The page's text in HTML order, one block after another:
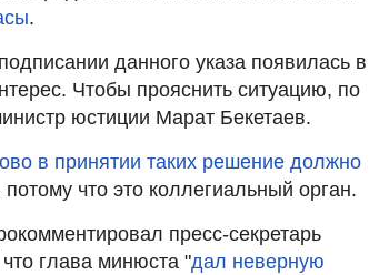
.
данного указа появилась в
Чтобы прояснить ситуацию, по
юстиции Марат Бекетаев.
в принятии таких решение должно
потому что это коллегиальный орган.
пресс-секретарь
глава минюста "дал неверную